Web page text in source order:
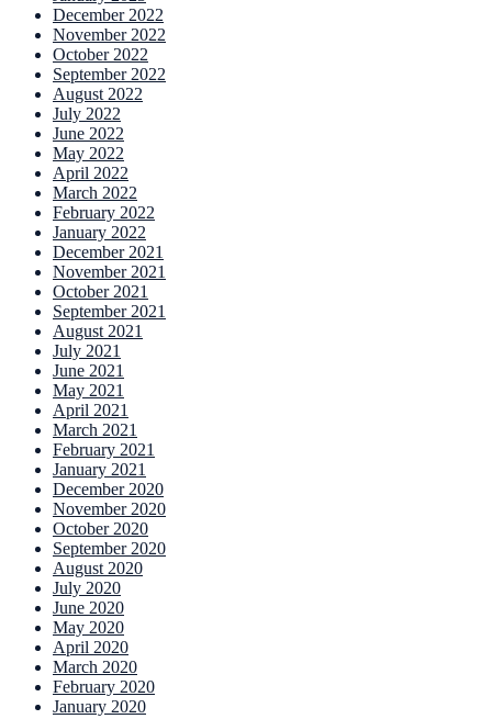
December 2022
November 2022
October 2022
September 2022
August 2022
July 2022
June 2022
May 2022
April 2022
March 2022
February 2022
January 2022
December 2021
November 2021
October 2021
September 2021
August 2021
July 2021
June 2021
May 2021
April 2021
March 2021
February 2021
January 2021
December 2020
November 2020
October 2020
September 2020
August 2020
July 2020
June 2020
May 2020
April 2020
March 2020
February 2020
January 2020